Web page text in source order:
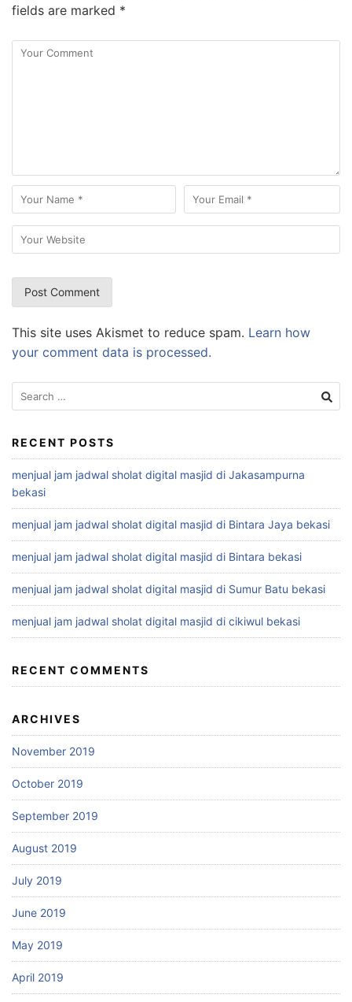
fields are marked *
This site uses Akismet to reduce spam. Learn how
your comment data is processed.
Search
for:
RECENT POSTS
menjual jam jadwal sholat digital masjid di Jakasampurna
bekasi
menjual jam jadwal sholat digital masjid di Bintara Jaya bekasi
menjual jam jadwal sholat digital masjid di Bintara bekasi
menjual jam jadwal sholat digital masjid di Sumur Batu bekasi
menjual jam jadwal sholat digital masjid di cikiwul bekasi
RECENT COMMENTS
ARCHIVES
November 2019
October 2019
September 2019
August 2019
July 2019
June 2019
May 2019
April 2019